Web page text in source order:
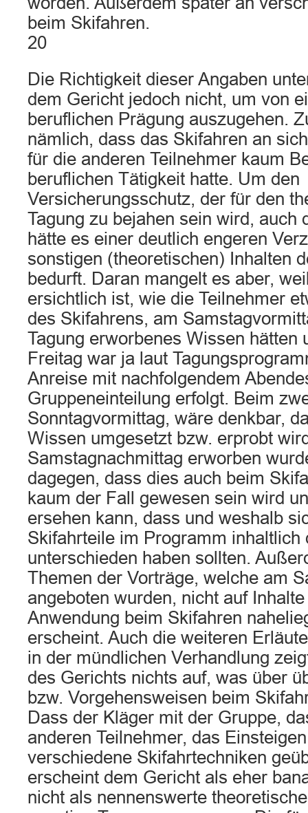
beim Skifahren.
20
Die Richtigkeit dieser Angaben
dem Gericht jedoch nicht, um von
beruflichen Prägung auszugehen.
nämlich, dass das Skifahren an
für die anderen Teilnehmer kaum
beruflichen Tätigkeit hatte. Um den
Versicherungsschutz, der für den
Tagung zu bejahen sein wird, auch
hätte es einer deutlich engeren
sonstigen (theoretischen) Inhalten
bedurft. Daran mangelt es aber,
ersichtlich ist, wie die Teilnehmer
des Skifahrens, am
Tagung erworbenes Wissen hätten
Freitag war ja laut
Anreise mit nachfolgendem
Gruppeneinteilung erfolgt. Beim
Sonntagvormittag, wäre denkbar,
Wissen umgesetzt bzw. erprobt
Samstagnachmittag erworben
dagegen, dass dies auch beim
kaum der Fall gewesen sein wird
ersehen kann, dass und weshalb
Skifahrteile im Programm inhaltlich
unterschieden haben sollten.
Themen der Vorträge, welche am
angeboten wurden, nicht auf
Anwendung beim Skifahren
erscheint. Auch die weiteren
in der mündlichen Verhandlung
des Gerichts nichts auf, was über
bzw. Vorgehensweisen beim
Dass der Kläger mit der Gruppe,
anderen Teilnehmer, das
verschiedene Skifahrtechniken
erscheint dem Gericht als eher
nicht als nennenswerte